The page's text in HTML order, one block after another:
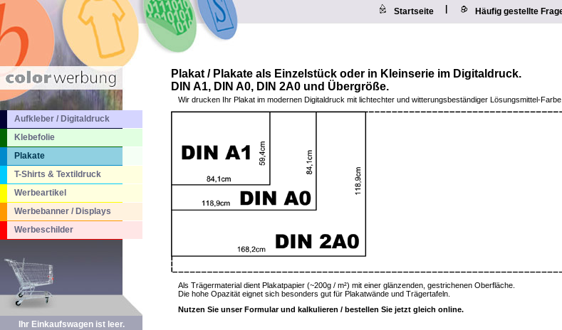
Startseite Häufig gestellte
Aufkleber / Digitaldruck
Klebefolie
Plakate
T-Shirts & Textildruck
Werbeartikel
Werbebanner / Displays
Werbeschilder
Ihr Einkaufswagen ist leer.
Plakat / Plakate als Einzelstück oder in Kleinserie im Digitaldruck.
DIN A1, DIN A0, DIN 2A0 und Übergröße.
Wir drucken Ihr Plakat im modernen Digitaldruck mit lichtechter und witterungsbeständiger Lösungsmittel-Farbe.
Als Trägermaterial dient Plakatpapier (~200g / m²) mit einer glänzenden, gestrichenen Oberfläche.
Die hohe Opazität eignet sich besonders gut für Plakatwände und Trägertafeln.
Nutzen Sie unser Formular und kalkulieren / bestellen Sie jetzt gleich online.